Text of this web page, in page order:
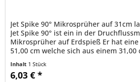
Jet Spike 90° Mikrosprüher auf 31cm
Jet Spike 90° ist ein in der
Mikrosprüher auf Erdspieß Er hat eine
51,00 cm welche sich aus einem
Inhalt 1 Stück
6,03 € *